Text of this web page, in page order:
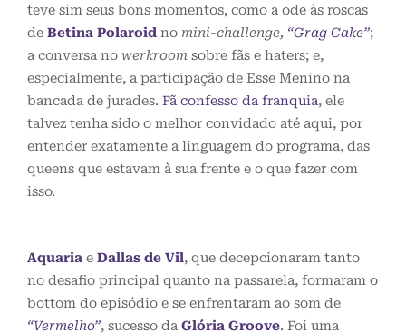
teve sim seus bons momentos, como a ode às roscas
de Betina Polaroid no mini-challenge, “Grag Cake”;
a conversa no werkroom sobre fãs e haters; e,
especialmente, a participação de Esse Menino na
bancada de jurades. Fã confesso da franquia, ele
talvez tenha sido o melhor convidado até aqui, por
entender exatamente a linguagem do programa, das
queens que estavam à sua frente e o que fazer com
isso.
Aquaria e Dallas de Vil, que decepcionaram tanto
no desafio principal quanto na passarela, formaram o
bottom do episódio e se enfrentaram ao som de
“Vermelho”, sucesso da Glória Groove. Foi uma